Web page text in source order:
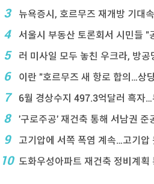
3 뉴욕증시, 호르무즈 재개방 기대속 혼조 마감…
4 서울시 부동산 토론회서 시민들 "공급
5 러 미사일 모두 놓친 우크라, 방공망
6 이란 "호르무즈 새 항로 합의…상당부
7 6월 경상수지 497.3억달러 흑자…두 달 연
8 '구로주공' 재건축 통해 서남권 준공업지에
9 고기압에 서쪽 폭염 계속…고기압 못 뚫은 태풍
10 도화우성아파트 재건축 정비계획 통과